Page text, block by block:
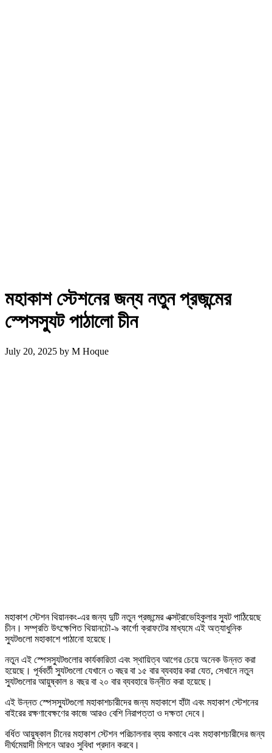
মহাকাশ স্টেশনের জন্য নতুন প্রজন্মের
স্পেসস্যুট পাঠালো চীন
July 20, 2025 by M Hoque
মহাকাশ স্টেশন থিয়ানকং-এর জন্য দুটি নতুন প্রজন্মের এক্সট্রাভেহিকুলার স্যুট পাঠিয়েছে
চীন। সম্প্রতি উৎক্ষেপিত থিয়ানচৌ-৯ কার্গো ক্রাফটের মাধ্যমে এই অত্যাধুনিক
স্যুটগুলো মহাকাশে পাঠানো হয়েছে।
নতুন এই স্পেসস্যুটগুলোর কার্যকারিতা এবং স্থায়িত্ব আগের চেয়ে অনেক উন্নত করা
হয়েছে। পূর্ববর্তী স্যুটগুলো যেখানে ৩ বছর বা ১৫ বার ব্যবহার করা যেত, সেখানে নতুন
স্যুটগুলোর আয়ুষ্কাল ৪ বছর বা ২০ বার ব্যবহারে উন্নীত করা হয়েছে।
এই উন্নত স্পেসস্যুটগুলো মহাকাশচারীদের জন্য মহাকাশে হাঁটা এবং মহাকাশ স্টেশনের
বাইরের রক্ষণাবেক্ষণের কাজে আরও বেশি নিরাপত্তা ও দক্ষতা দেবে।
বর্ধিত আয়ুষ্কাল চীনের মহাকাশ স্টেশন পরিচালনার ব্যয় কমাবে এবং মহাকাশচারীদের জন্য
দীর্ঘমেয়াদী মিশনে আরও সুবিধা প্রদান করবে।